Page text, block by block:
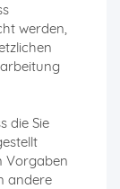
werden,
die Sie
Vorgaben
andere